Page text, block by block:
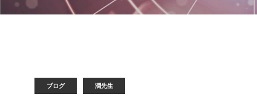
ブログ 潤先生